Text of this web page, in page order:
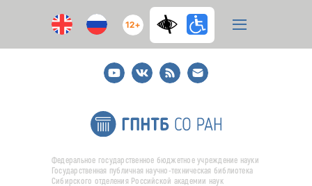
12+
YoutubeВКонтакте
RSS
E-
mail
подписка
Федеральное государственное бюджетное учреждение науки
Государственная публичная научно-техническая библиотека
Сибирского отделения Российской академии наук